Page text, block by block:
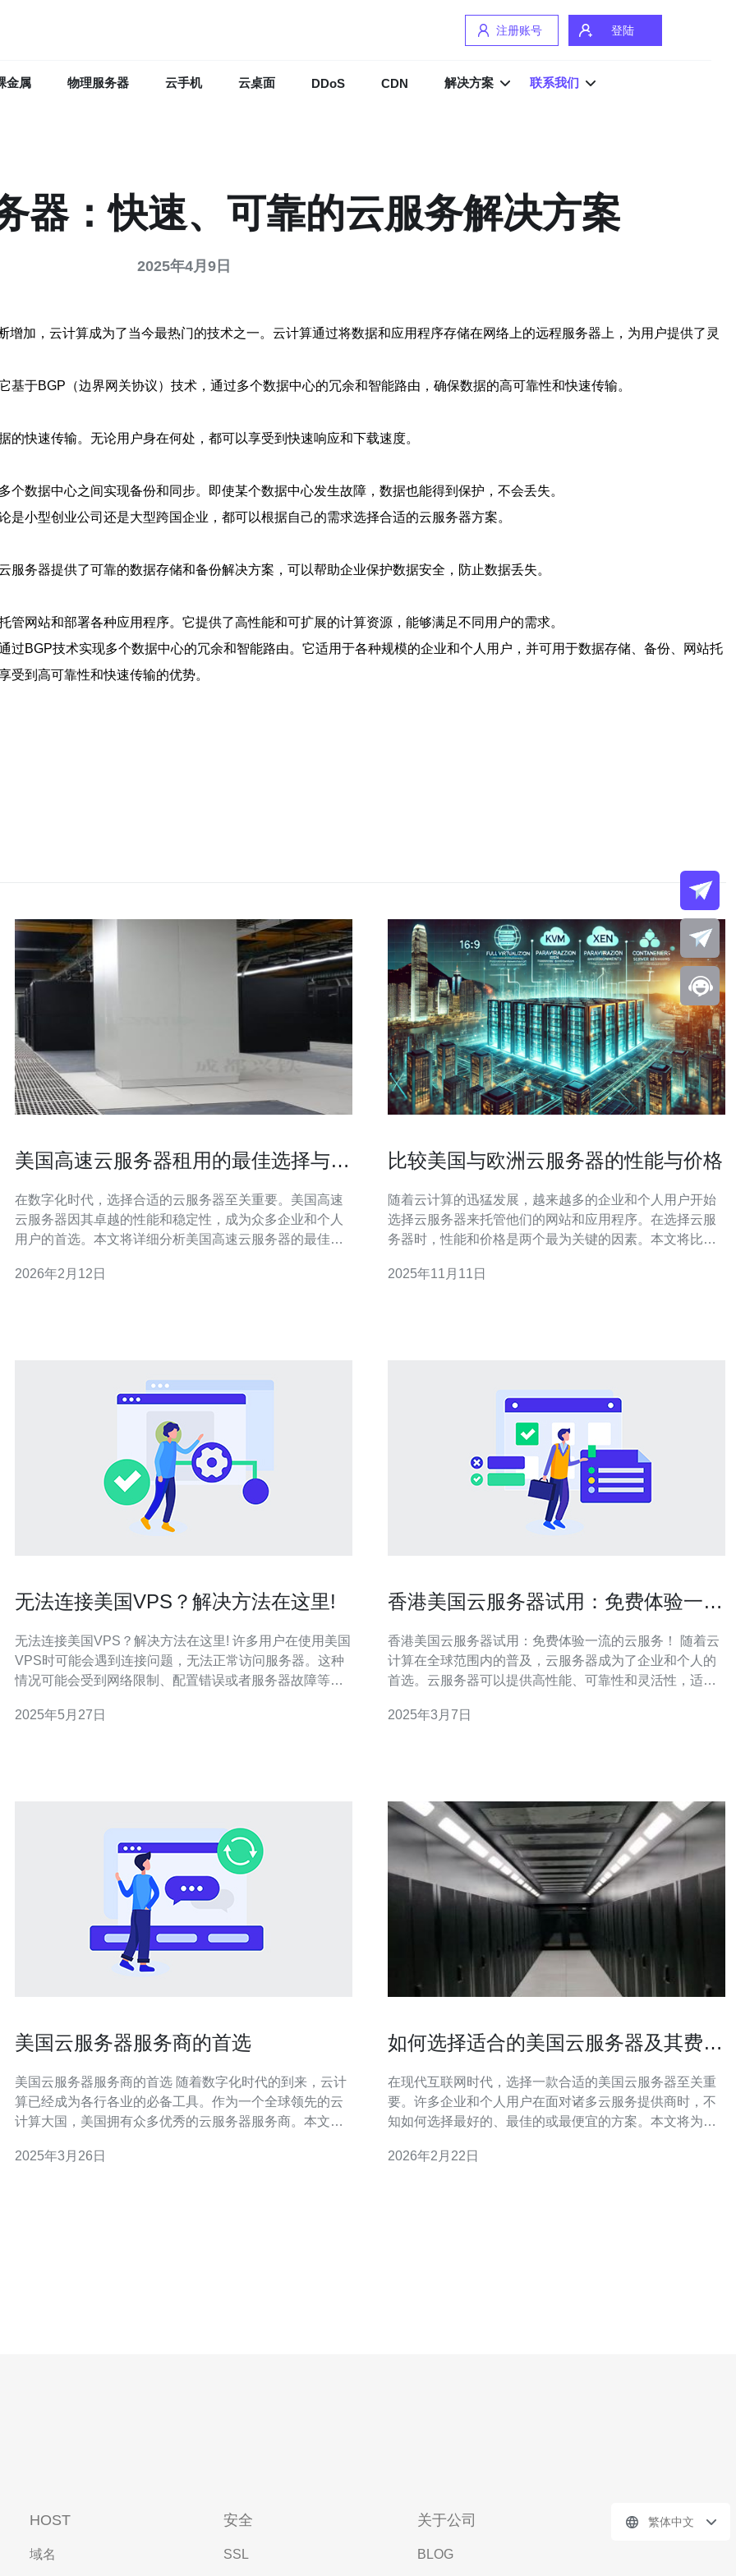
注册账号 登陆
金属 物理服务器 云手机 云桌面 DDoS CDN 解决方案 联系我们
器：快速、可靠的云服务解决方案
2025年4月9日
加，云计算成为了当今最热门的技术之一。云计算通过将数据和应用程序存储在网络上的远程服务器上，为用户提供了灵
于BGP（边界网关协议）技术，通过多个数据中心的冗余和智能路由，确保数据的高可靠性和快速传输。
快速传输。无论用户身在何处，都可以享受到快速响应和下载速度。
数据中心之间实现备份和同步。即使某个数据中心发生故障，数据也能得到保护，不会丢失。
小型创业公司还是大型跨国企业，都可以根据自己的需求选择合适的云服务器方案。
务器提供了可靠的数据存储和备份解决方案，可以帮助企业保护数据安全，防止数据丢失。
网站和部署各种应用程序。它提供了高性能和可扩展的计算资源，能够满足不同用户的需求。
过BGP技术实现多个数据中心的冗余和智能路由。它适用于各种规模的企业和个人用户，并可用于数据存储、备份、网站托
受到高可靠性和快速传输的优势。
美国高速云服务器租用的最佳选择与价
在数字化时代，选择合适的云服务器至关重要。美国高速
云服务器因其卓越的性能和稳定性，成为众多企业和个人
用户的首选。本文将详细分析美国高速云服务器的最佳选
点？ 美国高速云服务器以其高性能、高可用性和强大的技
2026年2月12日
比较美国与欧洲云服务器的性能与价格
随着云计算的迅猛发展，越来越多的企业和个人用户开始
选择云服务器来托管他们的网站和应用程序。在选择云服
务器时，性能和价格是两个最为关键的因素。本文将比较
建议。 首先，让我们来看看美国云服务器的性能。美国作
2025年11月11日
无法连接美国VPS？解决方法在这里!
无法连接美国VPS？解决方法在这里! 许多用户在使用美国
VPS时可能会遇到连接问题，无法正常访问服务器。这种
情况可能会受到网络限制、配置错误或者服务器故障等多
常。尝试使用其他设备或者网络连接方式，看看是否可以
2025年5月27日
香港美国云服务器试用：免费体验一流
香港美国云服务器试用：免费体验一流的云服务！ 随着云
计算在全球范围内的普及，云服务器成为了企业和个人的
首选。云服务器可以提供高性能、可靠性和灵活性，适用
美国云服务器最受欢迎。 香港美国云服务器提供了一流的
2025年3月7日
美国云服务器服务商的首选
美国云服务器服务商的首选 随着数字化时代的到来，云计
算已经成为各行各业的必备工具。作为一个全球领先的云
计算大国，美国拥有众多优秀的云服务器服务商。本文将
适合您需求的云服务。 作为全球最大的云计算服务提供
2025年3月26日
如何选择适合的美国云服务器及其费用
在现代互联网时代，选择一款合适的美国云服务器至关重
要。许多企业和个人用户在面对诸多云服务提供商时，不
知如何选择最好的、最佳的或最便宜的方案。本文将为你
决方案，并对相关费用进行深入探讨。 了解云服务器的基
2026年2月22日
HOST
域名
安全
SSL
关于公司
BLOG
繁体中文